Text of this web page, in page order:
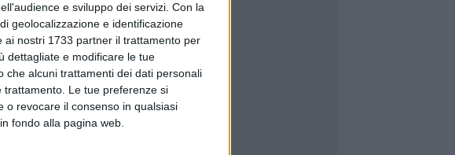
e sviluppo dei servizi. Con la
geolocalizzazione e identificazione
ai nostri 1733 partner il trattamento per
dettagliate e modificare le tue
che alcuni trattamenti dei dati personali
Le tue preferenze si
o revocare il consenso in qualsiasi
fondo alla pagina web.
la
in zona
sui
la data
ricambio.
gruppi